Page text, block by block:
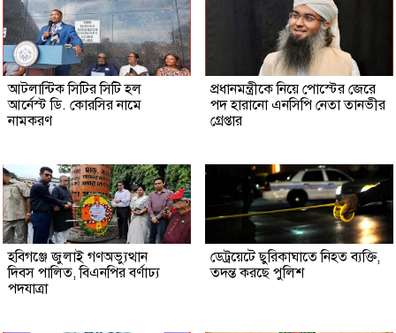
আটলান্টিক সিটির সিটি হল
আর্নেস্ট ডি. কোরসির নামে
নামকরণ
প্রধানমন্ত্রীকে নিয়ে পোস্টের জেরে
পদ হারানো এনসিপি নেতা তানভীর
গ্রেপ্তার
হবিগঞ্জে জুলাই গণঅভ্যুত্থান
দিবস পালিত, বিএনপির বর্ণাঢ্য
পদযাত্রা
ডেট্রয়েটে ছুরিকাঘাতে নিহত ব্যক্তি,
তদন্ত করছে পুলিশ